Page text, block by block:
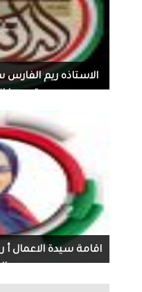
لوجود برنامج كبير وخاص
وأكد صاحب السمو
الشارقة، 5
والوظيفة، وأن عدد
بنهاية العام الجاري،
إلى 8 مليارات درهم
في الإمارة. أكد
⁧‫#الشارقة‬⁩ إمارة
كافة مستلزماتهم الطبية
وتنقل. ‏⁧‫#الشارقة_للأخبار‬⁩ ⁧‫#الإمارات‬⁩ ⁧‫#الشارقة‬⁩
الاستاذه ريم
اقامة سيدة الاعمال أ